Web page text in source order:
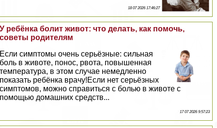
18 07 2026 17:46:27
У ребёнка болит живот: что делать, как помочь,
советы родителям
Если симптомы очень серьёзные: сильная
боль в животе, понос, рвота, повышенная
температура, в этом случае немедленно
показать ребёнка врачу!Если нет серьёзных
симптомов, можно справиться с болью в животе с
помощью домашних средств...
17 07 2026 9:57:23